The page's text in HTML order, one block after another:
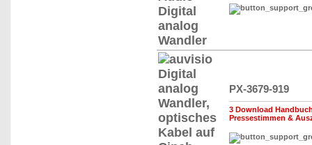
PX-3679-919
3 Download
Pressestimmen &